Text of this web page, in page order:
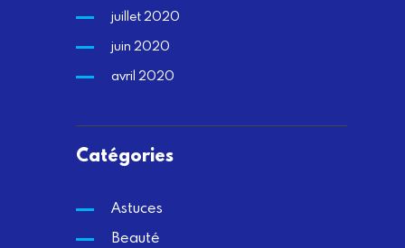
juillet 2020
juin 2020
avril 2020
Catégories
Astuces
Beauté